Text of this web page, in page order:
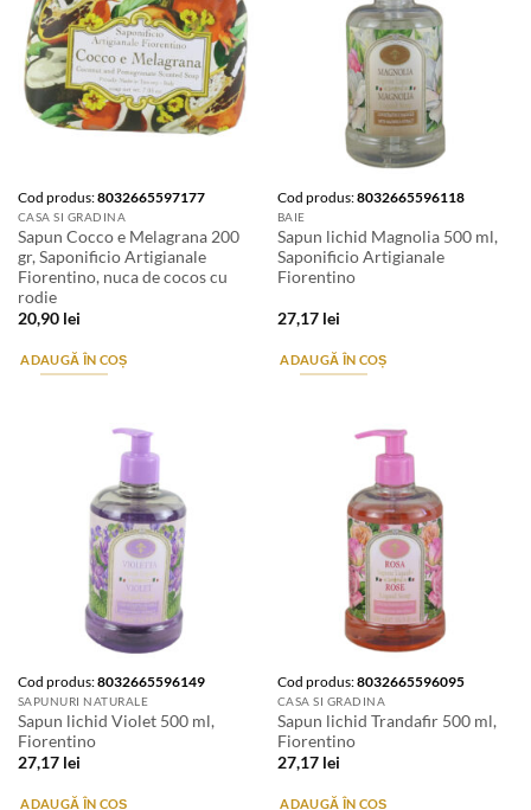
Cod produs:8032665597177
CASA SI GRADINA
Sapun Cocco e Melagrana 200
gr, Saponificio Artigianale
Fiorentino, nuca de cocos cu
rodie
20,90 lei
ADAUGĂ ÎN COȘ
Cod produs:8032665596118
BAIE
Sapun lichid Magnolia 500 ml,
Saponificio Artigianale
Fiorentino
27,17 lei
ADAUGĂ ÎN COȘ
Cod produs:8032665596149
SAPUNURI NATURALE
Sapun lichid Violet 500 ml,
Fiorentino
27,17 lei
ADAUGĂ ÎN COȘ
Cod produs:8032665596095
CASA SI GRADINA
Sapun lichid Trandafir 500 ml,
Fiorentino
27,17 lei
ADAUGĂ ÎN COȘ